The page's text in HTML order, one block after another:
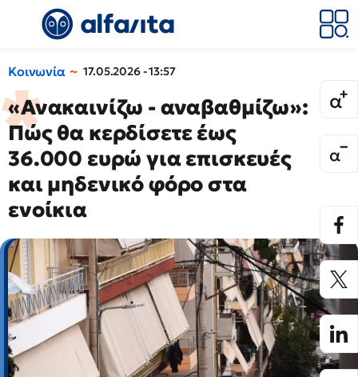
Κοινωνία 17.05.2026 - 13:57
«Ανακαινίζω - αναβαθμίζω»:
Πώς θα κερδίσετε έως
36.000 ευρώ για επισκευές
και μηδενικό φόρο στα
ενοίκια